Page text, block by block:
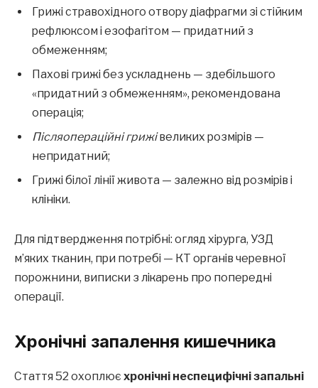
Грижі стравохідного отвору діафрагми зі стійким
рефлюксом і езофагітом — придатний з
обмеженням;
Пахові грижі без ускладнень — здебільшого
«придатний з обмеженням», рекомендована
операція;
Післяопераційні грижівеликих розмірів —
непридатний;
Грижі білої лінії живота — залежно від розмірів і
клініки.
Для підтвердження потрібні: огляд хірурга, УЗД
м’яких тканин, при потребі — КТ органів черевної
порожнини, виписки з лікарень про попередні
операції.
Хронічні запалення кишечника
Стаття 52 охоплює хронічні неспецифічні запальні